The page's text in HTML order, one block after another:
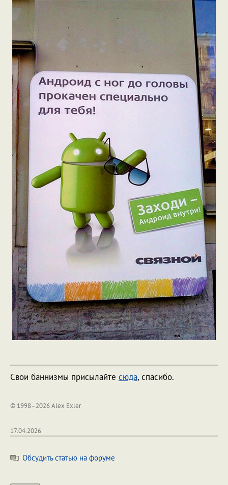
Свои баннизмы присылайте сюда, спасибо.
© 1998–2026 Alex Exler
17.04.2026
Обсудить статью на форуме